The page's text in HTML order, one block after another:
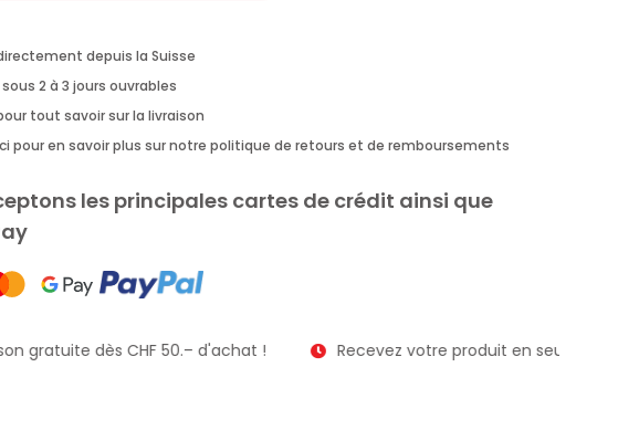
depuis la Suisse
2 à 3 jours ouvrables
tout savoir sur la livraison
pour en savoir plus sur notre politique de retours et de remboursements
les principales cartes de crédit ainsi que
gratuite dès CHF 50.– d'achat ! Recevez votre produit en seulement 2